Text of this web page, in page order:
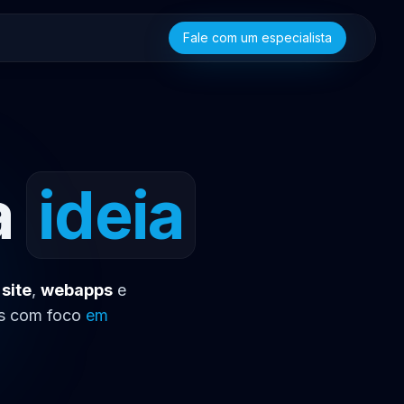
Fale com um especialista
ideia
site, webappse
com foco em